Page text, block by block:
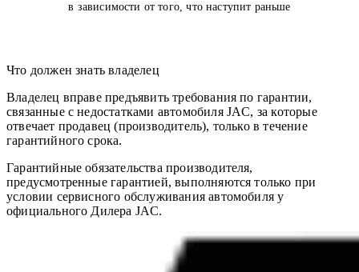
в зависимости от того, что наступит раньше
Что должен знать владелец
Владелец вправе предъявить требования по гарантии,
связанные с недостатками автомобиля JAC, за которые
отвечает продавец (производитель), только в течение
гарантийного срока.
Гарантийные обязательства производителя,
предусмотренные гарантией, выполняются только при
условии сервисного обслуживания автомобиля у
официального Дилера JAC.